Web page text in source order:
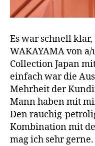
Es war schnell klar,
WAKAYAMA von
Collection Japan
einfach war die
Mehrheit der
Mann haben mit
Den rauchig-
Kombination mit
mag ich sehr gerne.